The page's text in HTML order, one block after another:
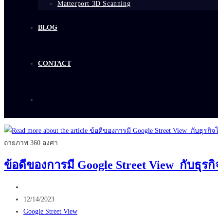
Matterport 3D Scanning
BLOG
CONTACT
ถ่ายภาพ 360 องศา
ข้อดีของการมี Google Street View กับธุรกิ
author:
Post
published:
12/14/2023
Post
Google Street View